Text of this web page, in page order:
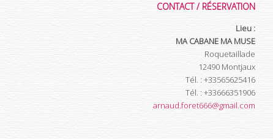
CONTACT / RÉSERVATION
Lieu :
MA CABANE MA MUSE
Roquetaillade
12490 Montjaux
Tél. : +33565625416
Tél. : +33666351906
arnaud.foret666@gmail.com